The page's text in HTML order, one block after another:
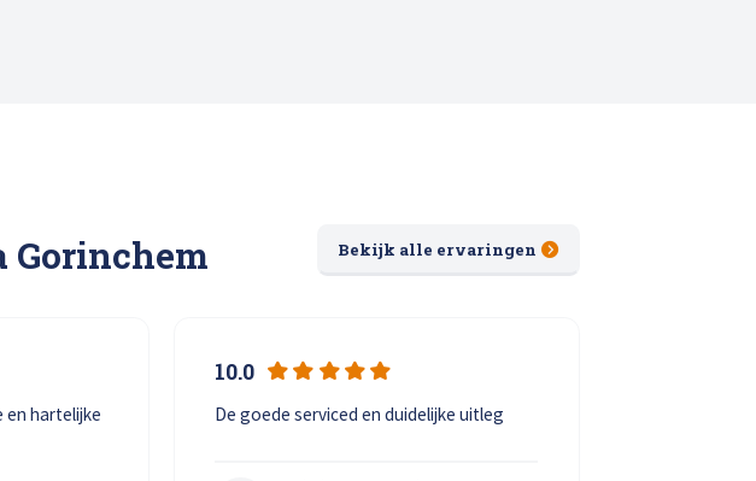
Gorinchem Bekijk alle ervaringen
en hartelijke
10.0
De goede serviced en duidelijke uitleg